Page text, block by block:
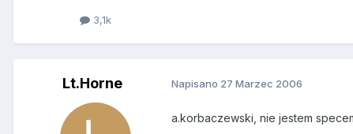
3,1k
Lt.Horne Napisano 27 Marzec 2006
a.korbaczewski, nie jestem